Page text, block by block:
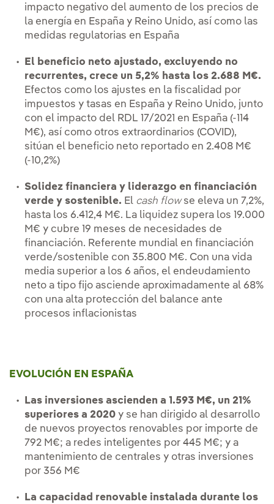
impacto negativo del aumento de los precios de
la energía en España y Reino Unido, así como las
medidas regulatorias en España
El beneficio neto ajustado, excluyendo no
recurrentes, crece un 5,2% hasta los 2.688 M€.
Efectos como los ajustes en la fiscalidad por
impuestos y tasas en España y Reino Unido, junto
con el impacto del RDL 17/2021 en España (-114
M€), así como otros extraordinarios (COVID),
sitúan el beneficio neto reportado en 2.408 M€
(-10,2%)
Solidez financiera y liderazgo en financiación
verde y sostenible. El cash flowse eleva un 7,2%,
hasta los 6.412,4 M€. La liquidez supera los 19.000
M€ y cubre 19 meses de necesidades de
financiación. Referente mundial en financiación
verde/sostenible con 35.800 M€. Con una vida
media superior a los 6 años, el endeudamiento
neto a tipo fijo asciende aproximadamente al 68%
con una alta protección del balance ante
procesos inflacionistas
EVOLUCIÓN EN ESPAÑA
Las inversiones ascienden a 1.593 M€, un 21%
superiores a 2020 y se han dirigido al desarrollo
de nuevos proyectos renovables por importe de
792 M€; a redes inteligentes por 445 M€; y a
mantenimiento de centrales y otras inversiones
por 356 M€
La capacidad renovable instalada durante los